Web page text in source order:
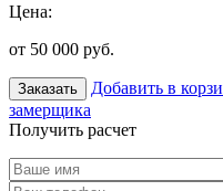
Цена:
от 50 000 руб.
Заказать Добавить в
замерщика
Получить расчет